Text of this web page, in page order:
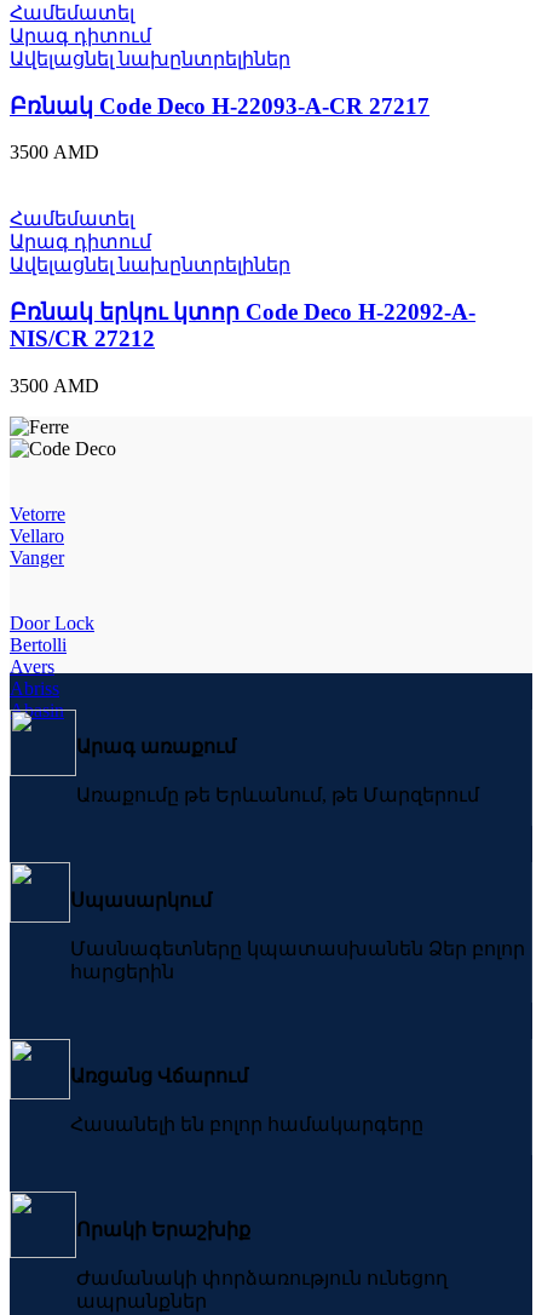
Համեմատել
Արագ դիտում
Ավելացնել նախընտրելիներ
Բռնակ Code Deco H-22093-A-CR 27217
3500 AMD
Համեմատել
Արագ դիտում
Ավելացնել նախընտրելիներ
Բռնակ երկու կտոր Code Deco H-22092-A-
NIS/CR 27212
3500 AMD
Vetorre
Vellaro
Vanger
Door Lock
Bertolli
Avers
Abriss
Abasin
Արագ առաքում
Առաքումը թե Երևանում, թե Մարզերում
Սպասարկում
Մասնագետները կպատասխանեն Ձեր բոլոր
հարցերին
Առցանց Վճարում
Հասանելի են բոլոր համակարգերը
Որակի Երաշխիք
Ժամանակի փորձառություն ունեցող
ապրանքներ